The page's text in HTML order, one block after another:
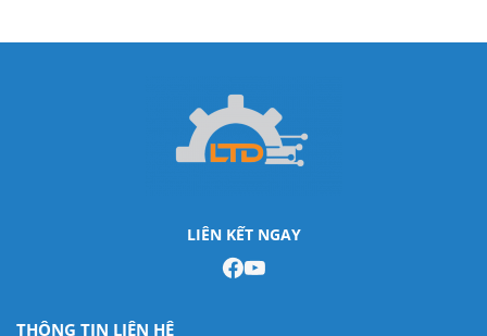
LIÊN KẾT NGAY
THÔNG TIN LIÊN HỆ